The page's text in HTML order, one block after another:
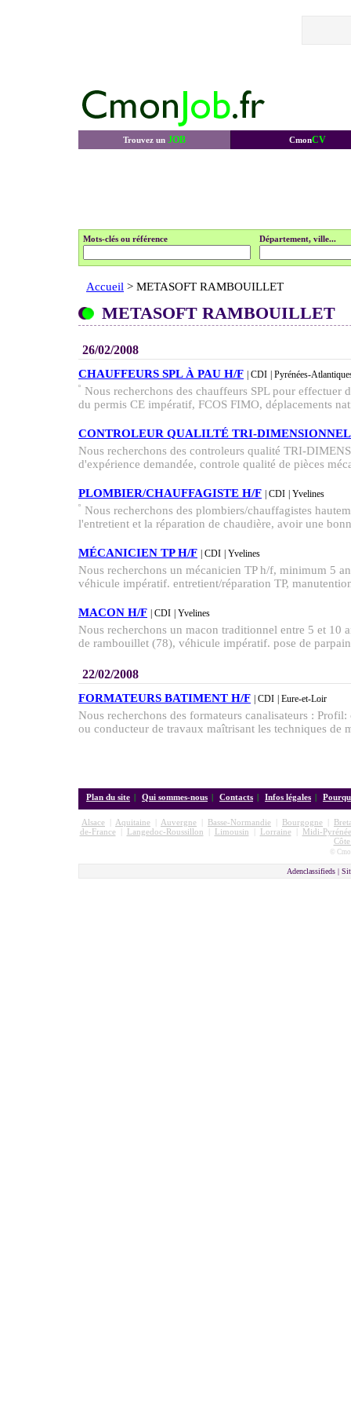
Trouvez un JOB CmonCV
Mots-clés ou référence Département, ville...
Accueil > METASOFT RAMBOUILLET
METASOFT RAMBOUILLET
26/02/2008
CHAUFFEURS SPL À PAU H/F | CDI | Pyrénées-
Nous recherchons des chauffeurs SPL pour effectuer
du permis CE impératif, FCOS FIMO, déplacements
CONTROLEUR QUALILTÉ TRI-
Nous recherchons des controleurs qualité TRI-
d'expérience demandée, controle qualité de pièces
PLOMBIER/CHAUFFAGISTE H/F | CDI | Yvelines
Nous recherchons des plombiers/chauffagistes
l'entretient et la réparation de chaudière, avoir une
MÉCANICIEN TP H/F | CDI | Yvelines
Nous recherchons un mécanicien TP h/f, minimum 5
véhicule impératif. entretient/réparation TP,
MACON H/F | CDI | Yvelines
Nous recherchons un macon traditionnel entre 5 et 10
de rambouillet (78), véhicule impératif. pose de
22/02/2008
FORMATEURS BATIMENT H/F | CDI | Eure-et-Loir
Nous recherchons des formateurs canalisateurs :
ou conducteur de travaux maîtrisant les techniques de
Plan du site | Qui sommes-nous | Contacts | Infos légales |
Alsace Aquitaine Auvergne Basse-Normandie Bourgogne
de-France| Langedoc-Roussillon Limousin Lorraine|
Midi-
©
Adenclassifieds |